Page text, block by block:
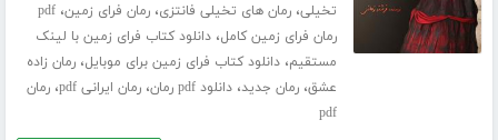
تخیلی،رمان های تخیلی فانتزی،رمان فرای زمین،pdf
رمان فرای زمین کامل،دانلود کتاب فرای زمین با لینک
مستقیم،دانلود کتاب فرای زمین برای موبایل،رمان زاده
عشق،رمان جدید،دانلود pdf رمان ،رمان ایرانی pdf ،رمان
pdf